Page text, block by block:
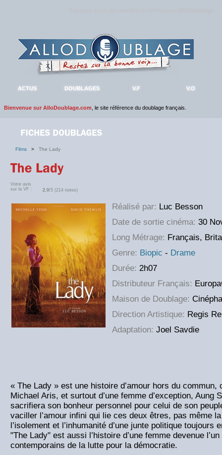
ACTUS DOUBLAGES V.F V.O
Bienvenue sur AlloDoublage.com , le site référence du doublage français.
Films > The Lady
Votre avis
sur la VF :
2.0/5 (214 notes)
Réalisé par: Luc Besson
Date de sortie cinéma: 30
Long Métrage: Français,
Genre: Biopic - Drame
Durée: 2h07
Distributeur Français:
Maison de Doublage:
Direction Artistique: Regis
Adaptation: Joel Savdie
« The Lady » est une histoire d’amour hors du commun,
Michael Aris, et surtout d’une femme d’exception, Aung
sacrifiera son bonheur personnel pour celui de son
vaciller l’amour infini qui lie ces deux êtres, pas même
l’isolement et l’inhumanité d’une junte politique toujours
"The Lady" est aussi l’histoire d’une femme devenue
contemporains de la lutte pour la démocratie.